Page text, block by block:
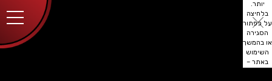
יותר.
בלחיצה
על כפתור
הסגירה
או בהמשך
השימוש
באתר –